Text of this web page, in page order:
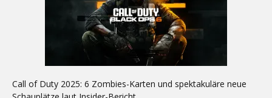
Call of Duty 2025: 6 Zombies-Karten und spektakuläre neue